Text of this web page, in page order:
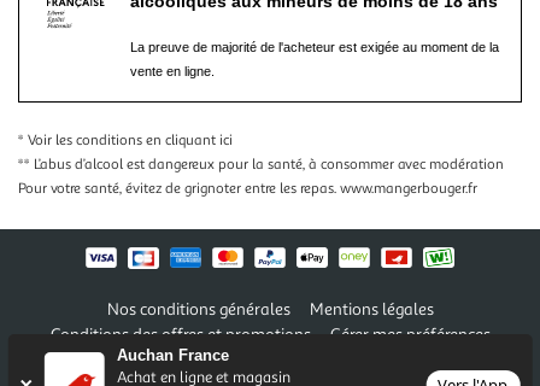
Auchan France
Achat en ligne et magasin
La preuve de majorité de l'acheteur est exigée au moment de la
vente en ligne.
* Voir les conditions en cliquant ici
** L’abus d’alcool est dangereux pour la santé, à consommer avec modération
Pour votre santé, évitez de grignoter entre les repas. www.mangerbouger.fr
Nos conditions générales
Mentions légales
Conditions des offres et promotions
Gérer mes préférences
Politique de confidentialité